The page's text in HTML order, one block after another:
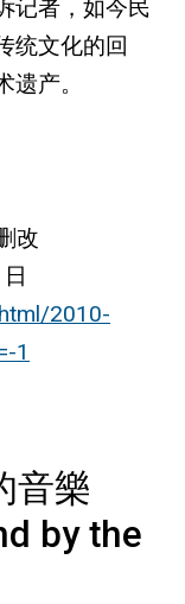
记者，如今民
统文化的回
产。
改
2010-
1
音樂
by the